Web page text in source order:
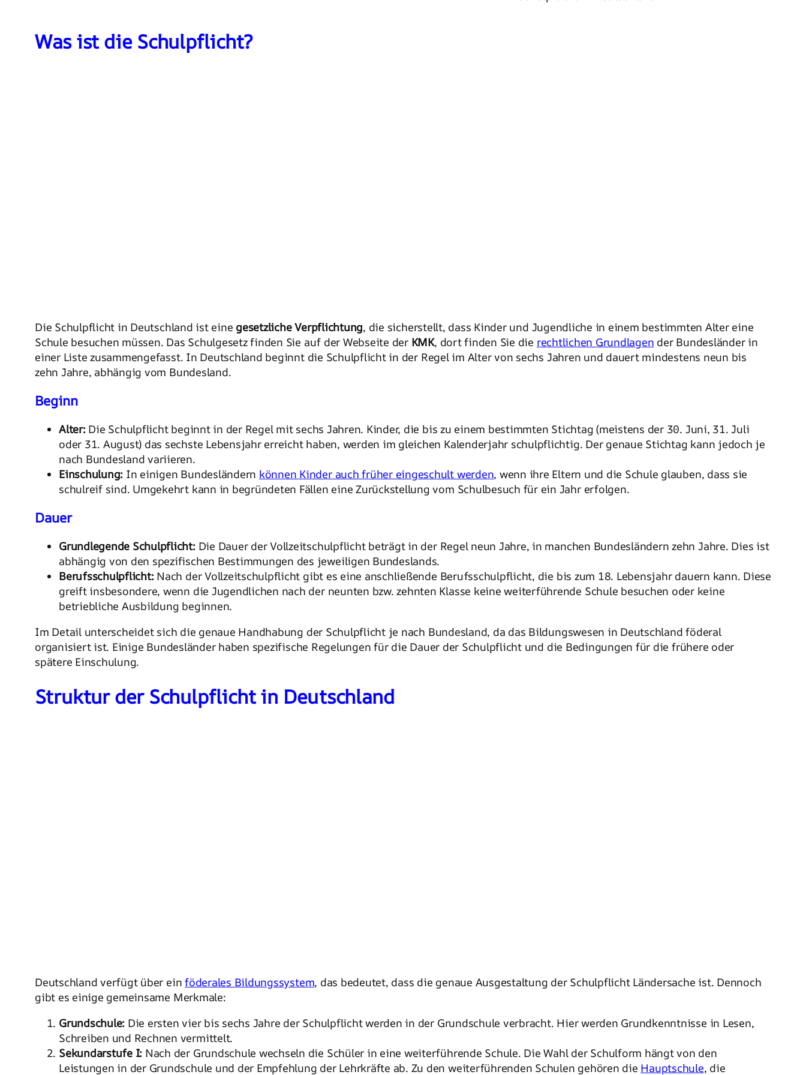
Was ist die Schulpflicht?
Die Schulpflicht in Deutschland ist eine gesetzliche Verpflichtung, die sicherstellt, dass Kinder und Jugendliche in einem bestimmten Alter eine
Schule besuchen müssen. Das Schulgesetz finden Sie auf der Webseite der KMK, dort finden Sie die rechtlichen Grundlagen der Bundesländer in
einer Liste zusammengefasst. In Deutschland beginnt die Schulpflicht in der Regel im Alter von sechs Jahren und dauert mindestens neun bis
zehn Jahre, abhängig vom Bundesland.
Beginn
Alter:Die Schulpflicht beginnt in der Regel mit sechs Jahren. Kinder, die bis zu einem bestimmten Stichtag (meistens der 30. Juni, 31. Juli
oder 31. August) das sechste Lebensjahr erreicht haben, werden im gleichen Kalenderjahr schulpflichtig. Der genaue Stichtag kann jedoch je
nach Bundesland variieren.
Einschulung: In einigen Bundesländern können Kinder auch früher eingeschult werden, wenn ihre Eltern und die Schule glauben, dass sie
schulreif sind. Umgekehrt kann in begründeten Fällen eine Zurückstellung vom Schulbesuch für ein Jahr erfolgen.
Dauer
Grundlegende Schulpflicht:Die Dauer der Vollzeitschulpflicht beträgt in der Regel neun Jahre, in manchen Bundesländern zehn Jahre. Dies ist
abhängig von den spezifischen Bestimmungen des jeweiligen Bundeslands.
Berufsschulpflicht:Nach der Vollzeitschulpflicht gibt es eine anschließende Berufsschulpflicht, die bis zum 18. Lebensjahr dauern kann. Diese
greift insbesondere, wenn die Jugendlichen nach der neunten bzw. zehnten Klasse keine weiterführende Schule besuchen oder keine
betriebliche Ausbildung beginnen.
Im Detail unterscheidet sich die genaue Handhabung der Schulpflicht je nach Bundesland, da das Bildungswesen in Deutschland föderal
organisiert ist. Einige Bundesländer haben spezifische Regelungen für die Dauer der Schulpflicht und die Bedingungen für die frühere oder
spätere Einschulung.
Struktur der Schulpflicht in Deutschland
Deutschland verfügt über einföderales Bildungssystem, das bedeutet, dass die genaue Ausgestaltung der Schulpflicht Ländersache ist. Dennoch
gibt es einige gemeinsame Merkmale:
Grundschule: Die ersten vier bis sechs Jahre der Schulpflicht werden in der Grundschule verbracht. Hier werden Grundkenntnisse in Lesen,
Schreiben und Rechnen vermittelt.
Sekundarstufe I: Nach der Grundschule wechseln die Schüler in eine weiterführende Schule. Die Wahl der Schulform hängt von den
Leistungen in der Grundschule und der Empfehlung der Lehrkräfte ab. Zu den weiterführenden Schulen gehören die Hauptschule, die